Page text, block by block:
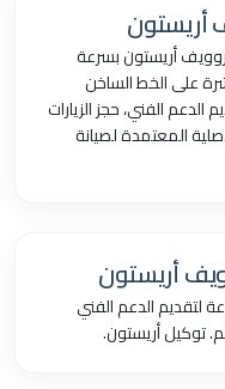
أريستون
أريستون بسرعة
على الخط الساخن
الدعم الفني، حجز الزيارات
المعتمدة لصيانة
أريستون
لتقديم الدعم الفني
توكيل أريستون.